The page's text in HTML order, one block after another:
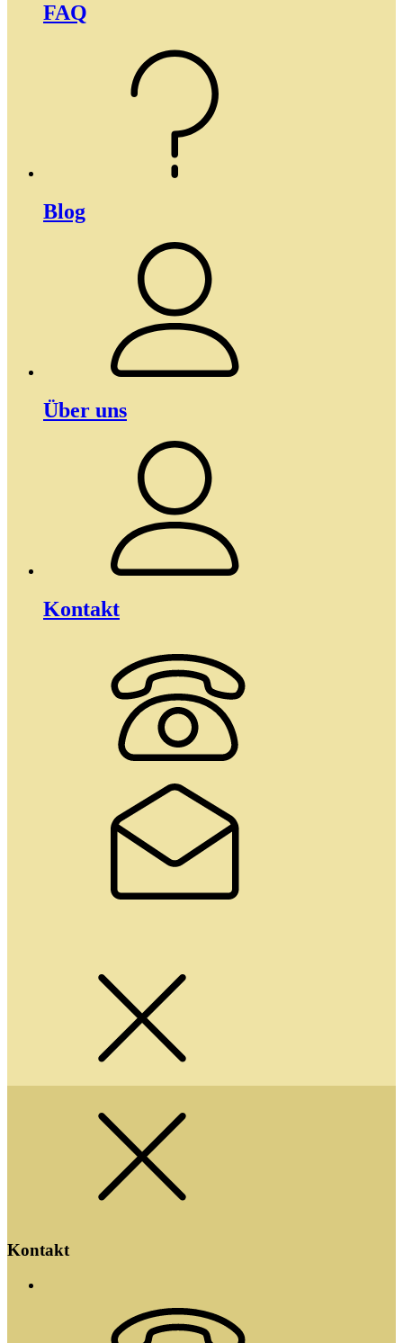
FAQ
Blog
Über uns
Kontakt
Kontakt